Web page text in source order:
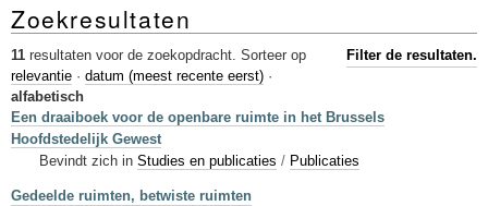
Cartografie
Studies en publicaties
Sleutelwoorden
Stedenbouwkundige inlichtingen
Zoekresultaten
11 resultaten voor de zoekopdracht. Filter de resultaten.
Sorteer op
relevantie · datum (meest recente eerst) ·
alfabetisch
Een draaiboek voor de openbare ruimte in het Brussels
Hoofdstedelijk Gewest
Bevindt zich in Studies en publicaties / Publicaties
Gedeelde ruimten, betwiste ruimten